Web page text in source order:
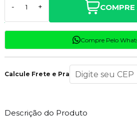
- +
Compre Pelo
Calcule Frete e Prazo
Descrição do Produto